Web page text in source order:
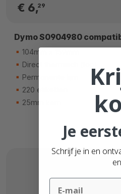
€ 6,29
Dymo S0904980
104mm x 159mm
Direct thermisch (top)
Permanente lijm
220 etiketten
25mm kern
Je
Schrijf je in en
Email